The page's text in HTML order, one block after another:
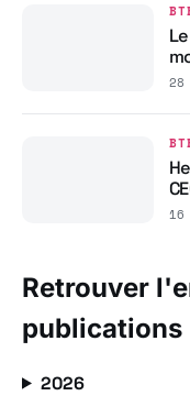
28
16
Retrouver
publications
2026